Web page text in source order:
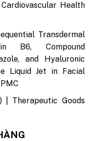
Health
Transdermal
B6, Compound
and Hyaluronic
Liquid Jet in Facial
| Therapeutic Goods